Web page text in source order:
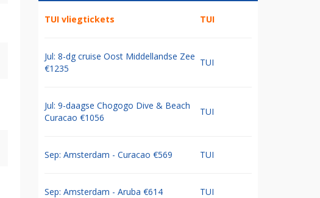
TUI vliegtickets TUI
Jul: 8-dg cruise Oost Middellandse Zee
€1235
TUI
Jul: 9-daagse Chogogo Dive & Beach
Curacao €1056
TUI
Sep: Amsterdam - Curacao €569 TUI
Sep: Amsterdam - Aruba €614 TUI